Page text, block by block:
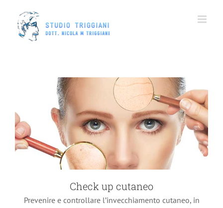
contenuto
Check up cutaneo
Prevenire e controllare l’invecchiamento cutaneo, in